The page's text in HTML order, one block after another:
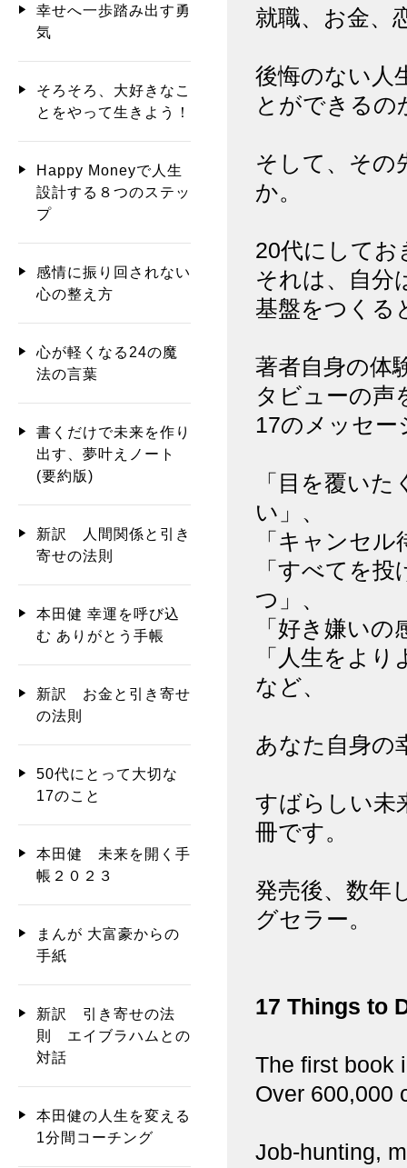
就職、お金、
後悔のない人
とができるの
そして、その
か。
20代にしてお
それは、自分
基盤をつくる
著者自身の体
タビューの声
17のメッセ
「目を覆い
い」、
「キャンセ
「すべてを
つ」、
「好き嫌い
「人生をよ
など、
あなた自身の
すばらしい未
冊です。
発売後、数年
グセラー。
17 Things to
The first book
Over 600,000
Job-hunting,
幸せへ一歩踏み出す勇
気
そろそろ、大好きなこ
とをやって生きよう！
Happy Moneyで人生
設計する８つのステッ
プ
感情に振り回されない
心の整え方
心が軽くなる24の魔
法の言葉
書くだけで未来を作り
出す、夢叶えノート
(要約版)
新訳 人間関係と引き
寄せの法則
本田健 幸運を呼び込
む ありがとう手帳
新訳 お金と引き寄せ
の法則
50代にとって大切な
17のこと
本田健 未来を開く手
帳２０２３
まんが 大富豪からの
手紙
新訳 引き寄せの法
則 エイブラハムとの
対話
本田健の人生を変える
1分間コーチング